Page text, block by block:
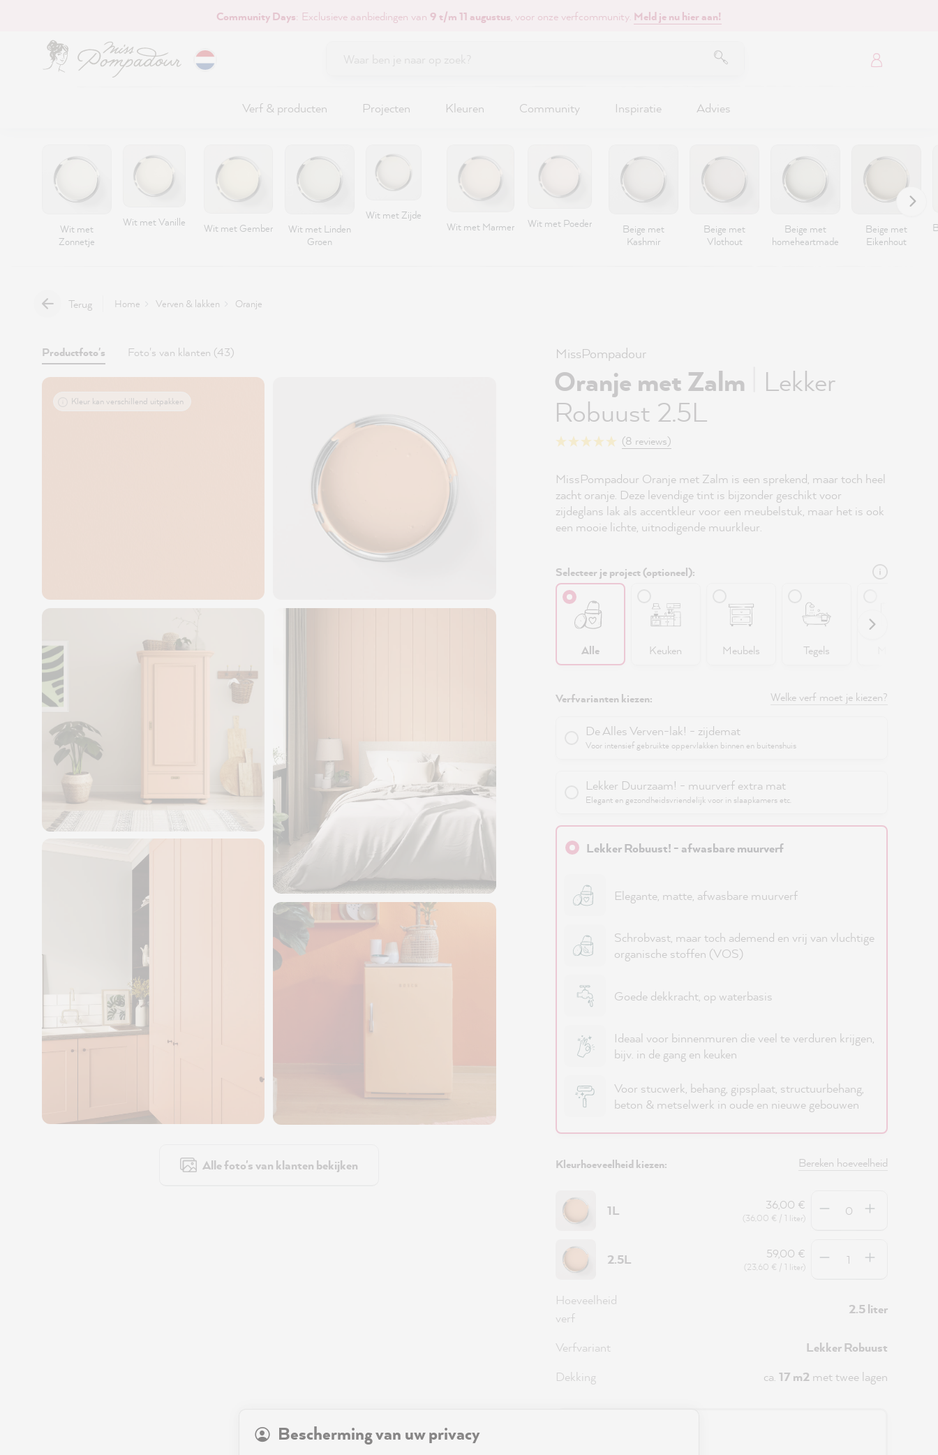
Community Days: Exclusieve aanbiedingen van 9 t/m 11 augustus, voor onze verfcommunity. Meld je nu hier aan!
Verf & producten Projecten Kleuren Community Inspiratie Advies
Wit met
Zonnetje
Wit met Vanille Wit met Gember
Wit met Linden
Groen
Wit met Zijde
Wit met Marmer
Wit met Poeder
Beige met
Kashmir
Beige met
Vlothout
Beige met
homeheartmade
Beige met
Eikenhout
Terug Home Verven & lakken Oranje
Productfoto's Foto's van klanten (43)
Alle foto's van klanten bekijken
Kleur kan verschillend uitpakken
MissPompadour
Oranje met Zalm
Lekker
Robuust 2.5L
(8 reviews)
MissPompadour Oranje met Zalm is een sprekend, maar toch heel
zacht oranje. Deze levendige tint is bijzonder geschikt voor
zijdeglans lak als accentkleur voor een meubelstuk, maar het is ook
een mooie lichte, uitnodigende muurkleur.
Selecteer je project (optioneel):
Alle Keuken Meubels Tegels
Verfvarianten kiezen: Welke verf moet je kiezen?
De Alles Verven-lak! - zijdemat
Voor intensief gebruikte oppervlakken binnen en buitenshuis
Lekker Duurzaam! - muurverf extra mat
Elegant en gezondheidsvriendelijk voor in slaapkamers etc.
Lekker Robuust! - afwasbare muurverf
Elegante, matte, afwasbare muurverf
Schrobvast, maar toch ademend en vrij van vluchtige
organische stoffen (VOS)
Goede dekkracht, op waterbasis
Ideaal voor binnenmuren die veel te verduren krijgen,
bijv. in de gang en keuken
Voor stucwerk, behang, gipsplaat, structuurbehang,
beton & metselwerk in oude en nieuwe gebouwen
Kleurhoeveelheid kiezen: Bereken hoeveelheid
1L 36,00 €
(36,00 € / 1 liter)
2.5L 59,00 €
(23,60 € / 1 liter)
Hoeveelheid
verf
2.5 liter
Verfvariant
Lekker Robuust
Dekking
ca. 17 m2met twee lagen
Bescherming van uw privacy